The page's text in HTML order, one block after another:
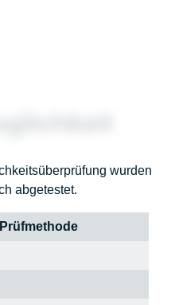
wurden
abgetestet.
Prüfmethode